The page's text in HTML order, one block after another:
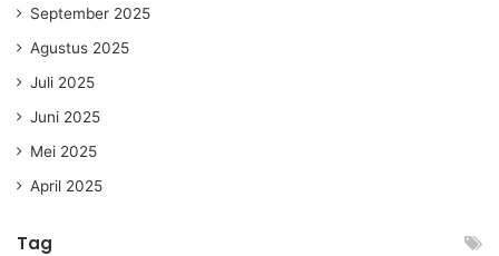
September 2025
Agustus 2025
Juli 2025
Juni 2025
Mei 2025
April 2025
Tag